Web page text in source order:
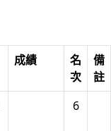
成績
名
次
備
註
6